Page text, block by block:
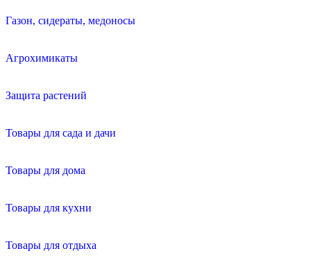
Газон, сидераты, медоносы
Агрохимикаты
Защита растений
Товары для сада и дачи
Товары для дома
Товары для кухни
Товары для отдыха